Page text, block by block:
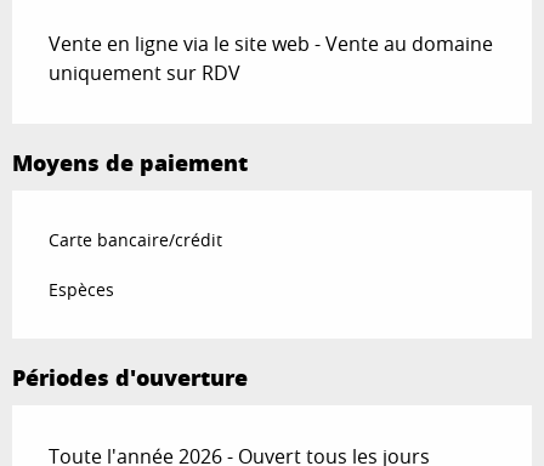
Vente en ligne via le site web - Vente au domaine
uniquement sur RDV
Moyens de paiement
Carte bancaire/crédit
Espèces
Périodes d'ouverture
Toute l'année 2026 - Ouvert tous les jours